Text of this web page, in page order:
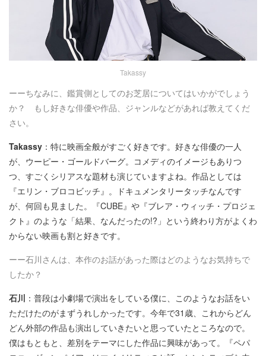
Takassy
ーーちなみに、鑑賞側としてのお芝居についてはいかがでしょう
か？ もし好きな俳優や作品、ジャンルなどがあれば教えてくだ
さい。
Takassy ：特に映画全般がすごく好きです。好きな俳優の一人
が、ウーピー・ゴールドバーグ。コメディのイメージもありつ
つ、すごくシリアスな題材も演じていますよね。作品としては
『エリン・ブロコビッチ』。ドキュメンタリータッチなんです
が、何回も見ました。『CUBE』や『ブレア・ウィッチ・プロジェ
クト』のような「結果、なんだったの!?」という終わり方がよくわ
からない映画も割と好きです。
ーー石川さんは、本作のお話があった際はどのようなお気持ちで
したか？
石川 ：普段は小劇場で演出をしている僕に、このようなお話をい
ただけたのがまずうれしかったです。今年で31歳、これからどん
どん外部の作品も演出していきたいと思っていたところなので。
僕はもともと、差別をテーマにした作品に興味があって。『ペパ